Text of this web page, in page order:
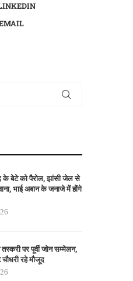
बेटे को पैरोल, झांसी जेल से
भाई अबान के जनाजे में होंगे
पर पूर्वी जोन सम्मेलन,
रहे मौजूद